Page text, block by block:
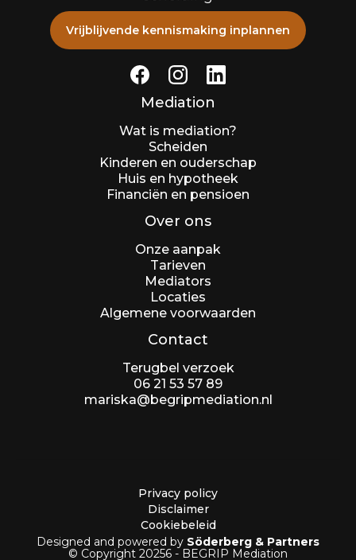
Vrijblijvende kennismaking inplannen
Mediation
Wat is mediation?
Scheiden
Kinderen en ouderschap
Huis en hypotheek
Financiën en pensioen
Over ons
Onze aanpak
Tarieven
Mediators
Locaties
Algemene voorwaarden
Contact
Terugbel verzoek
06 21 53 57 89
mariska@begripmediation.nl
© Copyright 20256 - BEGRIP Mediation
Designed and powered by Söderberg & Partners
Privacy policy
Disclaimer
Cookiebeleid